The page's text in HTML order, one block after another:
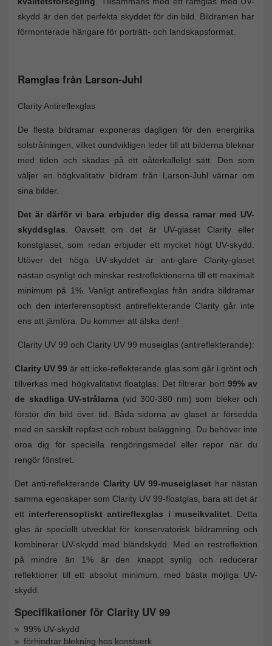
skydd är den det perfekta skyddet för din bild. Bildramen har
förmonterade hängare för porträtt- och landskapsformat.
Ramglas från Larson-Juhl
Clarity Antireflexglas
De flesta bildramar exponeras dagligen för den energirika
solstrålningen, vilket oundvikligen leder till att bilderna bleknar
med tiden och skadas på ett oåterkalleligt sätt. Den som
väljer en högkvalitativ bildram från Larson-Juhl värnar om
sina bilder.
Det är därför vi bara erbjuder dig dessa ramar med UV-
skyddsglas . Oavsett om det är UV-glaset Clarity eller
konstglaset, som redan erbjuder ett mycket högt UV-skydd.
Utöver det höga UV-skyddet är anti-glare Clarity-glaset
nästan osynligt och minskar restreflektionerna till ett maximalt
minimum på 1%. Vanligt antireflexglas från andra bildramar
och den interferensoptiskt antireflekterande Clarity går inte
ens att jämföra. Du kommer att älska den!
Clarity UV 99 och Clarity UV 99 museiglas (antireflekterande):
Clarity UV 99 är ett icke-reflekterande glas som går i grönt och
tillverkas med högkvalitativt floatglas. Det filtrerar bort 99% av
de skadliga UV-strålarna (vid 300-380 nm) som bleker och
förstör din bild över tid. Båda sidorna av glaset är försedda
med en särskilt repfast och robust beläggning. Du behöver inte
oroa dig för speciella rengöringsmedel eller repor när du
rengör fönstret.
Det anti-reflekterande Clarity UV 99-museiglaset har nästan
samma egenskaper som Clarity UV 99-floatglas, bara att det är
ett interferensoptiskt antireflexglas i museikvalitet. Detta
glas är speciellt utvecklat för konservatorisk bildramning och
kombinerar UV-skydd med bländskydd. Med en restreflektion
på mindre än 1% är den knappt synlig och reducerar
reflektioner till ett absolut minimum, med bästa möjliga UV-
skydd.
Specifikationer för Clarity UV 99
99% UV-skydd
förhindrar blekning hos konstverk